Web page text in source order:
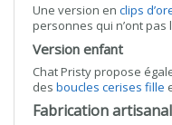
Une version en clips
personnes qui n’ont
Version enfant
Chat Pristy propose
des boucles cerises fille
Fabrication